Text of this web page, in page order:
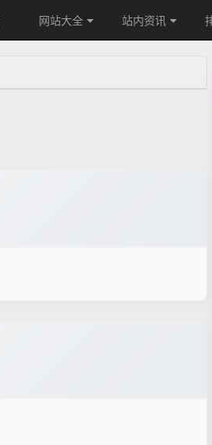
网站大全 站内资讯